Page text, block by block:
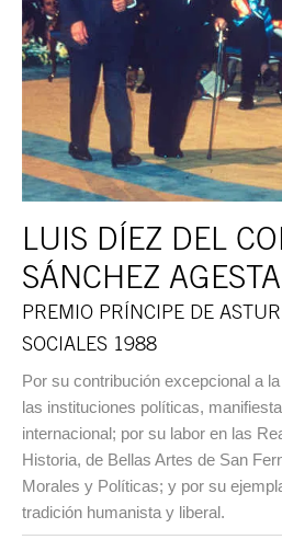
LUIS DÍEZ DEL
SÁNCHEZ AGESTA
PREMIO PRÍNCIPE DE
SOCIALES 1988
Por su contribución excepcional a
las instituciones políticas,
internacional; por su labor en las
Historia, de Bellas Artes de San
Morales y Políticas; y por su
tradición humanista y liberal.